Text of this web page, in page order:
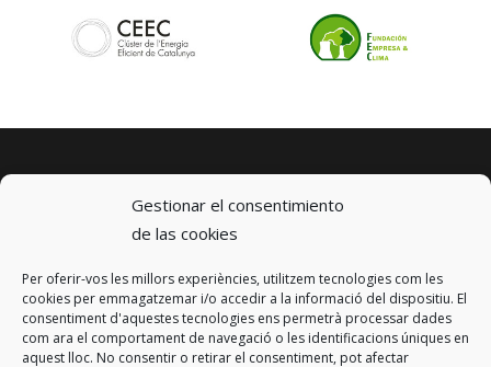
Gestionar el consentimiento
de las cookies
Per oferir-vos les millors experiències, utilitzem tecnologies com les
cookies per emmagatzemar i/o accedir a la informació del dispositiu. El
consentiment d'aquestes tecnologies ens permetrà processar dades
com ara el comportament de navegació o les identificacions úniques en
aquest lloc. No consentir o retirar el consentiment, pot afectar
© 2023 km0 Energy
Carrer Baldrich 222-226
08223 Terrassa, Barcelona
info@km0.energy